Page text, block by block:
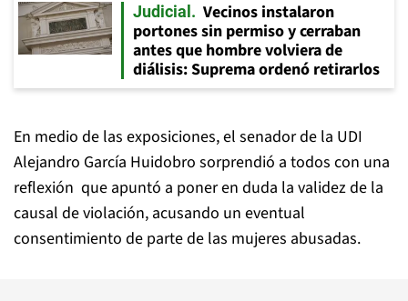
Judicial
Vecinos instalaron
portones sin permiso y cerraban
antes que hombre volviera de
diálisis: Suprema ordenó retirarlos
En medio de las exposiciones, el senador de la UDI
Alejandro García Huidobro sorprendió a todos con una
reflexión que apuntó a poner en duda la validez de la
causal de violación, acusando un eventual
consentimiento de parte de las mujeres abusadas.